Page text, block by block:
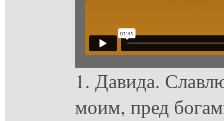
1. Давида.
моим, пред